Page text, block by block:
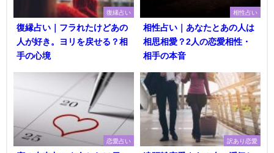
復縁占い
復縁占い｜フラれたけどあの
人が好き。ヨリを戻せる？相
手の心境
相性占い
相性占い｜あなたとあの人は
相思相愛？2人の恋愛相性・
相手の本音
恋愛占い 訳あり恋愛